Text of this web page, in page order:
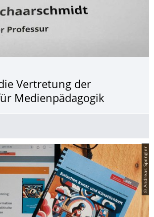
Vertretung der
Medienpädagogik
© Andreas Spengler